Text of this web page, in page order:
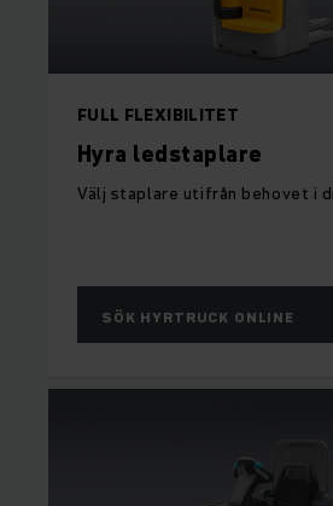
FULL FLEXIBILITET
Hyra ledstaplare
Välj staplare utifrån behovet i
SÖK HYRTRUCK ONLINE